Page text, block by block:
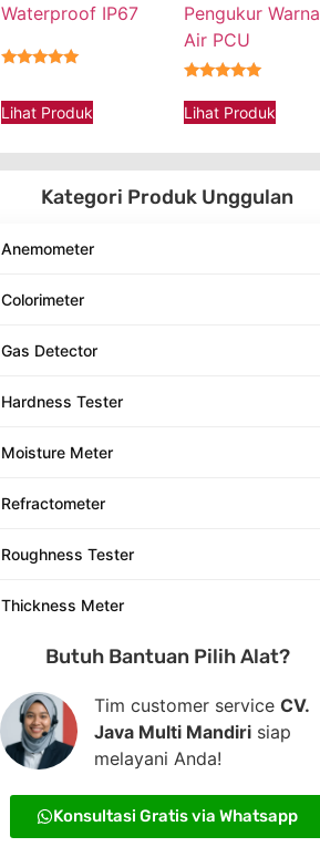
Waterproof IP67
Lihat Produk
Pengukur Warna
Air PCU
Lihat Produk
Kategori Produk Unggulan
Anemometer
Colorimeter
Gas Detector
Hardness Tester
Moisture Meter
Refractometer
Roughness Tester
Thickness Meter
Butuh Bantuan Pilih Alat?
Tim customer serviceCV.
Java Multi Mandiri siap
melayani Anda!
Konsultasi Gratis via Whatsapp